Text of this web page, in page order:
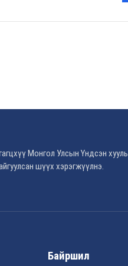
Монгол Улсын Үндсэн хууль
шүүх хэрэгжүүлнэ.
Байршил